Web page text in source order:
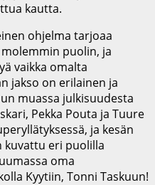
kautta.
ohjelma tarjoaa
puolin, ja
vaikka omalta
jakso on erilainen ja
muassa julkisuudesta
Pekka Pouta ja Tuure
ja kesän
kuvattu eri puolilla
oma
Kyytiin, Tonni Taskuun!